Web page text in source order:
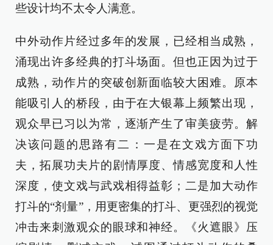
些设计均不太令人满意。
中外动作片经过多年的发展，已经相当成熟，
涌现出许多经典的打斗场面。但也正因为过于
成熟，动作片的突破创新面临较大困难。原本
能吸引人的桥段，由于在大银幕上频繁出现，
观众早已习以为常，逐渐产生了审美疲劳。解
决该问题的思路有二：一是在文戏方面下功
夫，拓展功夫片的剧情厚度、情感宽度和人性
深度，使文戏与武戏相得益彰；二是加大动作
打斗的“剂量”，用更密集的打斗、更强烈的视觉
冲击来刺激观众的眼球和神经。《火遮眼》压